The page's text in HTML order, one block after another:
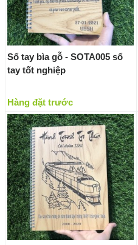
Sổ tay bìa gỗ - SOTA005 sổ
tay tốt nghiệp
Hàng đặt trước